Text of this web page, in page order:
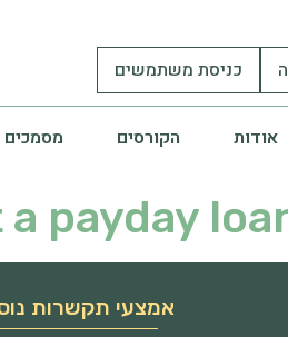
כניסת משתמשים
אודות הקורסים מסמכים
payday
אמצעי תקשרות